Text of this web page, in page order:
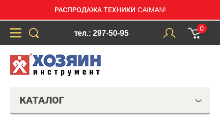
РАСПРОДАЖА ТЕХНИКИ CAIMAN!
тел.: 297-50-95
0
КАТАЛОГ